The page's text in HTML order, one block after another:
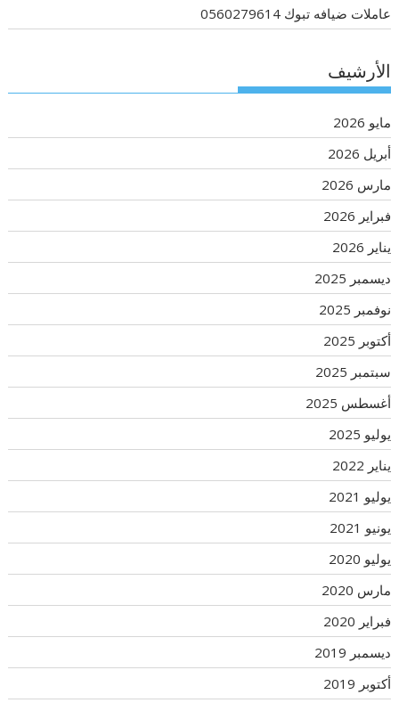
عاملات ضيافه تبوك 0560279614
الأرشيف
مايو 2026
أبريل 2026
مارس 2026
فبراير 2026
يناير 2026
ديسمبر 2025
نوفمبر 2025
أكتوبر 2025
سبتمبر 2025
أغسطس 2025
يوليو 2025
يناير 2022
يوليو 2021
يونيو 2021
يوليو 2020
مارس 2020
فبراير 2020
ديسمبر 2019
أكتوبر 2019